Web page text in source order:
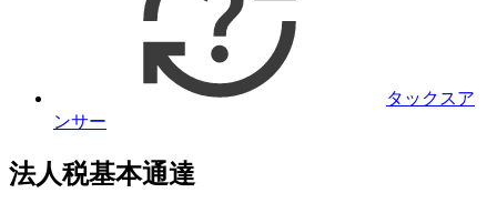
タックスア
ンサー
法人税基本通達